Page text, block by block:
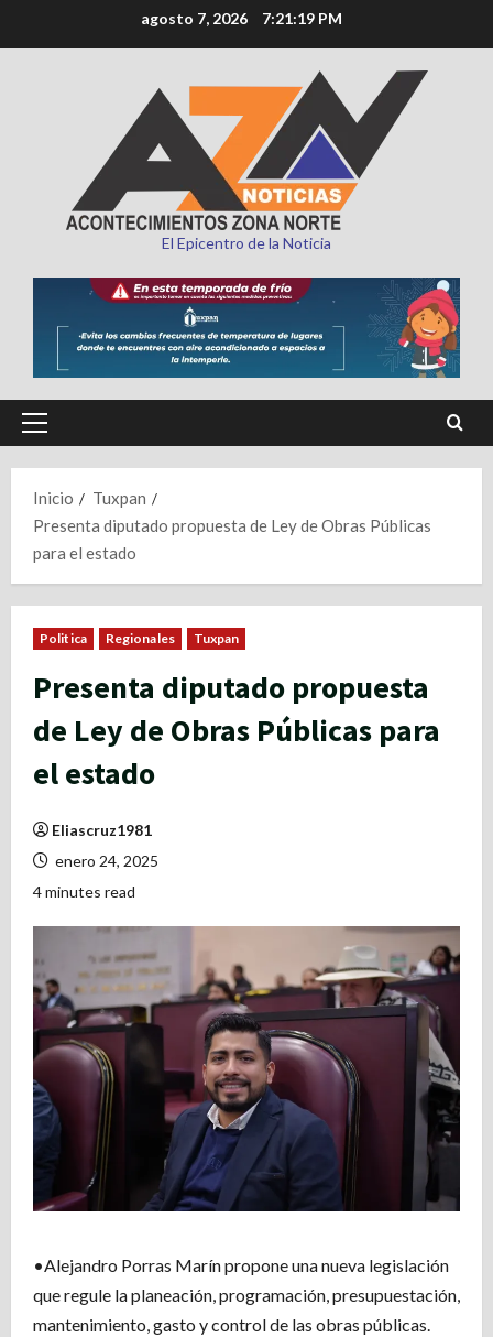
al
agosto 7, 2026 7:21:21 PM
El Epicentro de la Noticia
Menú
Inicio
Tuxpan
Presenta diputado propuesta de Ley de Obras Públicas
para el estado
Politica Regionales Tuxpan
Presenta diputado propuesta
de Ley de Obras Públicas para
el estado
Eliascruz1981
enero 24, 2025
4 minutes read
•Alejandro Porras Marín propone una nueva legislación
que regule la planeación, programación, presupuestación,
mantenimiento, gasto y control de las obras públicas.